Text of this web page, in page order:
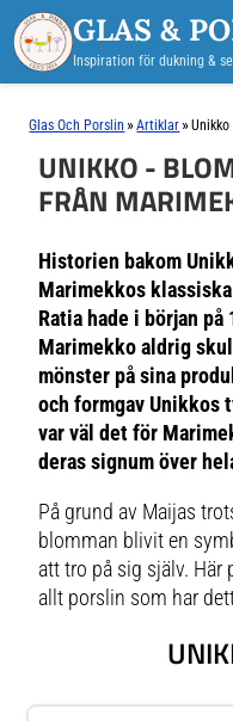
GLAS &
Inspiration för dukning &
Glas Och Porslin »Artiklar »Unikko
UNIKKO -
FRÅN
Historien bakom
Marimekkos
Ratia hade i början
Marimekko aldrig
mönster på sina
och formgav Unikkos
var väl det för
deras signum över
På grund av Maijas
blomman blivit en
att tro på sig själv. Här
allt porslin som har